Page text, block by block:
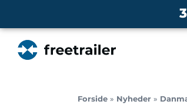
Forside » Nyheder »